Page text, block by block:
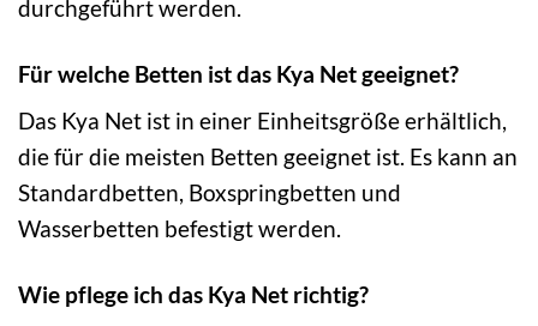
durchgeführt werden.
Für welche Betten ist das Kya Net geeignet?
Das Kya Net ist in einer Einheitsgröße erhältlich,
die für die meisten Betten geeignet ist. Es kann an
Standardbetten, Boxspringbetten und
Wasserbetten befestigt werden.
Wie pflege ich das Kya Net richtig?